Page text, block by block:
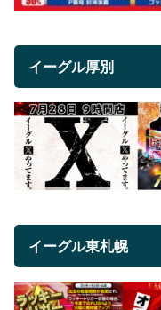
イーグル厚別
イーグル東札幌